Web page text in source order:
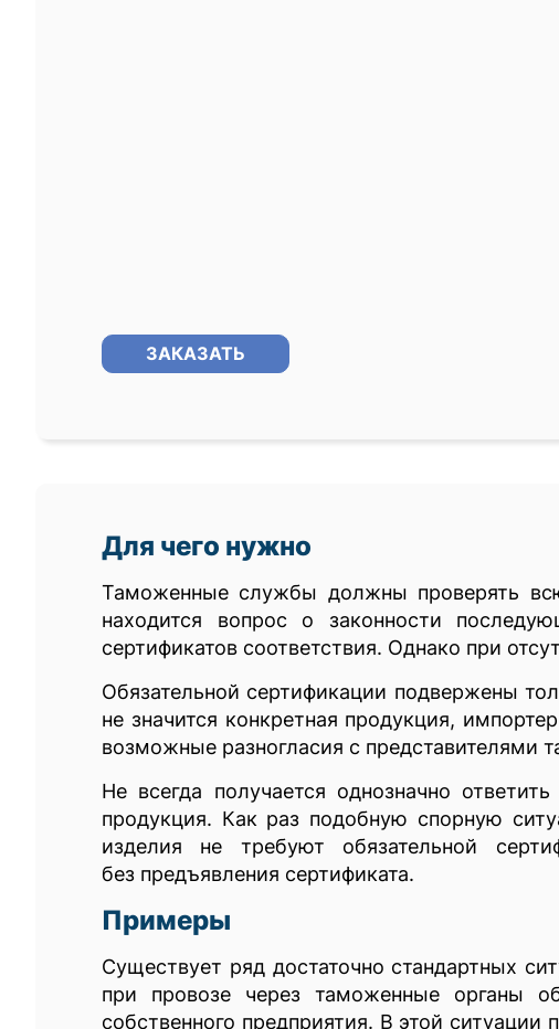
ЗАКАЗАТЬ
Для чего нужно
Таможенные службы должны проверять
находится вопрос о законности
сертификатов соответствия. Однако при
Обязательной сертификации подвержены
не значится конкретная продукция,
возможные разногласия с
Не всегда получается однозначно
продукция. Как раз подобную спорную
изделия не требуют обязательной
без предъявления сертификата.
Примеры
Существует ряд достаточно стандартных
при провозе через таможенные органы
собственного предприятия. В этой